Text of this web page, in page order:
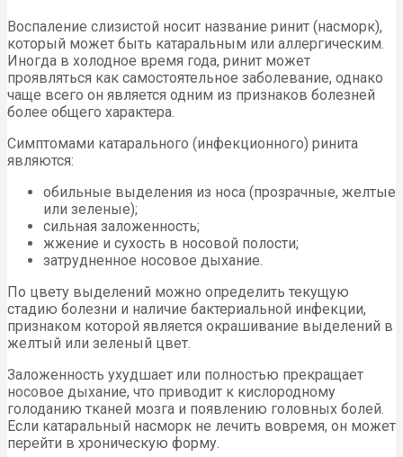
Воспаление слизистой носит название ринит (насморк),
который может быть катаральным или аллергическим.
Иногда в холодное время года, ринит может
проявляться как самостоятельное заболевание, однако
чаще всего он является одним из признаков болезней
более общего характера.
Симптомами катарального (инфекционного) ринита
являются:
обильные выделения из носа (прозрачные, желтые
или зеленые);
сильная заложенность;
жжение и сухость в носовой полости;
затрудненное носовое дыхание.
По цвету выделений можно определить текущую
стадию болезни и наличие бактериальной инфекции,
признаком которой является окрашивание выделений в
желтый или зеленый цвет.
Заложенность ухудшает или полностью прекращает
носовое дыхание, что приводит к кислородному
голоданию тканей мозга и появлению головных болей.
Если катаральный насморк не лечить вовремя, он может
перейти в хроническую форму.